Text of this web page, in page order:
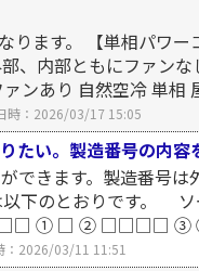
ります。 【単相パワ
、内部ともにファン
ンあり 自然空冷 単相
時：2026/03/17 15:05
たい。製造番号の内容
できます。製造番号
以下のとおりです。
。 □□ ① □ ② □□□□ ③
：2026/03/11 11:51